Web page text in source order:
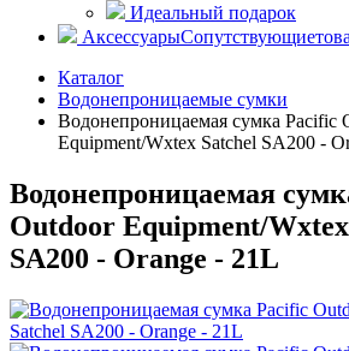
Идеальный подарок
АксессуарыСопутствующие
Каталог
Водонепроницаемые сумки
Водонепроницаемая сумка Pacific
Equipment/Wxtex Satchel SA200 -
Водонепроницаемая
Outdoor Equipment/
SA200 - Orange - 21L